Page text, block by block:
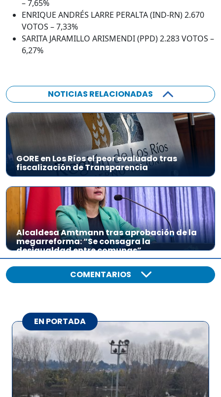
– 7,65%
ENRIQUE ANDRÉS LARRE PERALTA (IND-RN) 2.670
VOTOS – 7,33%
SARITA JARAMILLO ARISMENDI (PPD) 2.283 VOTOS –
6,27%
NOTICIAS RELACIONADAS
GORE en Los Ríos el peor evaluado tras
fiscalización de Transparencia
Alcaldesa Amtmann tras aprobación de la
megarreforma: “Se consagra la
desigualdad entre comunas”
COMENTARIOS
EN PORTADA